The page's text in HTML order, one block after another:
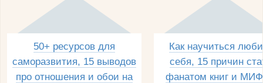
50+ ресурсов для
саморазвития, 15 выводов
про отношения и обои на
Как научиться
себя, 15 причин
фанатом книг и